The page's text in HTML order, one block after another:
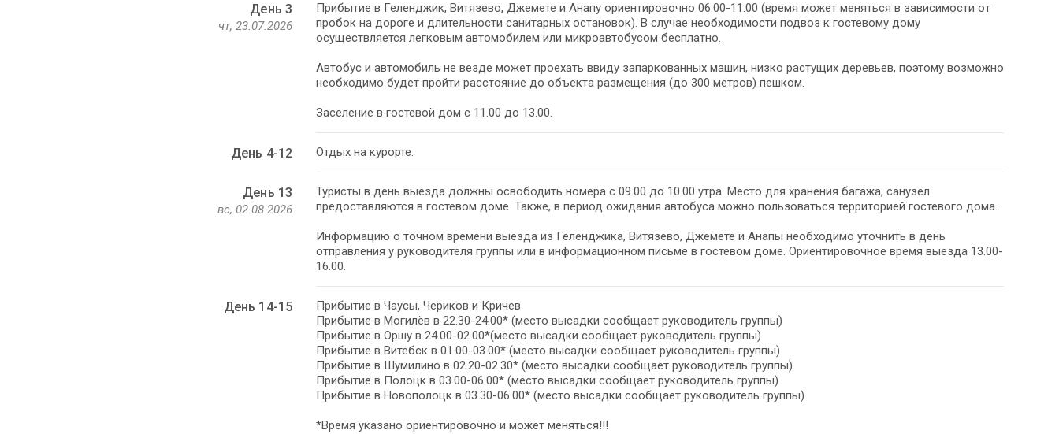
День 3
чт, 23.07.2026
Прибытие в Геленджик, Витязево, Джемете и Анапу ориентировочно 06.00-11.00 (время может меняться в зависимости от
пробок на дороге и длительности санитарных остановок). В случае необходимости подвоз к гостевому дому
осуществляется легковым автомобилем или микроавтобусом бесплатно.
Автобус и автомобиль не везде может проехать ввиду запаркованных машин, низко растущих деревьев, поэтому возможно
необходимо будет пройти расстояние до объекта размещения (до 300 метров) пешком.
Заселение в гостевой дом с 11.00 до 13.00.
День 4-12 Отдых на курорте.
День 13
вс, 02.08.2026
Туристы в день выезда должны освободить номера с 09.00 до 10.00 утра. Место для хранения багажа, санузел
предоставляются в гостевом доме. Также, в период ожидания автобуса можно пользоваться территорией гостевого дома.
Информацию о точном времени выезда из Геленджика, Витязево, Джемете и Анапы необходимо уточнить в день
отправления у руководителя группы или в информационном письме в гостевом доме. Ориентировочное время выезда 13.00-
16.00.
День 14-15
Прибытие в Чаусы, Чериков и Кричев
Прибытие в Могилёв в 22.30-24.00* (место высадки сообщает руководитель группы)
Прибытие в Оршу в 24.00-02.00*(место высадки сообщает руководитель группы)
Прибытие в Витебск в 01.00-03.00* (место высадки сообщает руководитель группы)
Прибытие в Шумилино в 02.20-02.30* (место высадки сообщает руководитель группы)
Прибытие в Полоцк в 03.00-06.00* (место высадки сообщает руководитель группы)
Прибытие в Новополоцк в 03.30-06.00* (место высадки сообщает руководитель группы)
*Время указано ориентировочно и может меняться!!!